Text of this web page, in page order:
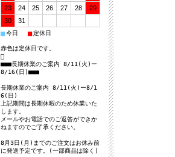
23
24 25 26 27 28
29
30
31
■今日 ■定休日
赤色は定休日です。

■■■長期休業のご案内 8/11(火)ー
8/16(日)■■■
長期休業のご案内 8/11(火)ー8/1
6(日)
上記期間は長期休暇のため休業いた
します。
メールやお電話でのご返答ができか
ねますのでご了承ください。
8月3日(月)までのご注文はお休み前
に発送予定です。(一部商品は除く)